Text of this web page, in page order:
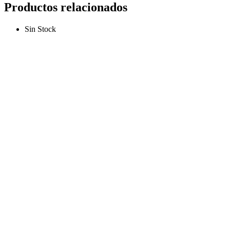
Productos relacionados
Sin Stock